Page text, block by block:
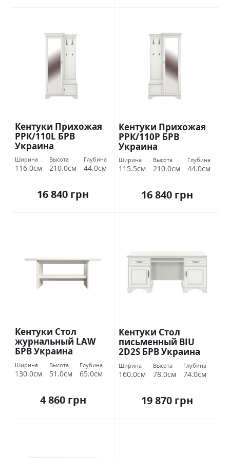
Кентуки Прихожая
РРК/110L БРВ
Украина
Ширина
116.0см
Высота
210.0см
Глубина
44.0см
16 840 грн
Кентуки Прихожая
РРК/110Р БРВ
Украина
Ширина
115.5см
Высота
210.0см
Глубина
44.0см
16 840 грн
Кентуки Стол
журнальный LAW
БРВ Украина
Ширина
130.0см
Высота
51.0см
Глубина
65.0см
4 860 грн
Кентуки Стол
письменный BIU
2D2S БРВ Украина
Ширина
160.0см
Высота
78.0см
Глубина
74.0см
19 870 грн